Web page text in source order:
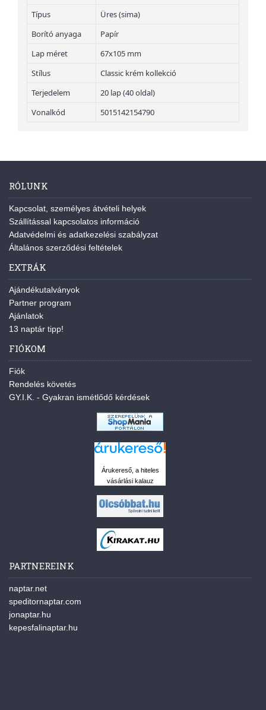
Típus
Üres (sima)
Borító anyaga
Papír
Lap méret
67x105 mm
Stílus
Classic krém kollekció
Terjedelem
20 lap (40 oldal)
Vonalkód
5015142154790
RÓLUNK
Kapcsolat, személyes átvételi helyek
Szállítással kapcsolatos információ
Adatvédelmi és adatkezelési szabályzat
Általános szerződési feltételek
EXTRÁK
Ajándékutalványok
Partner program
Ajánlatok
13 naptár tipp!
FIÓKOM
Fiók
Rendelés követés
GY.I.K. - Gyakran ismétlődő kérdések
Árukereső, a hiteles
vásárlási kalauz
PARTNEREINK
naptar.net
speditornaptar.com
jonaptar.hu
kepesfalinaptar.hu